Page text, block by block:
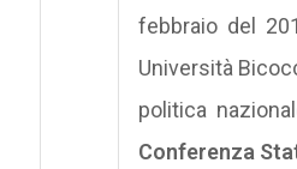
febbraio del
Università
politica
Conferenza